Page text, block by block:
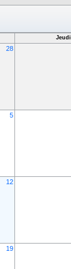
Jeudi
28
5
12
19